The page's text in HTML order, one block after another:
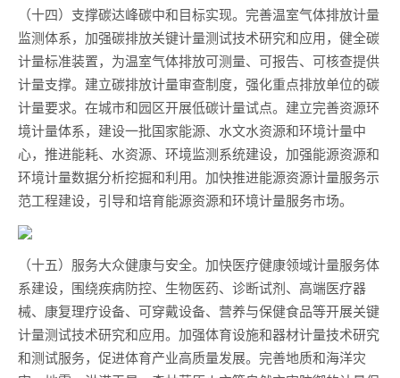
（十四）支撑碳达峰碳中和目标实现。完善温室气体排放计量
监测体系，加强碳排放关键计量测试技术研究和应用，健全碳
计量标准装置，为温室气体排放可测量、可报告、可核查提供
计量支撑。建立碳排放计量审查制度，强化重点排放单位的碳
计量要求。在城市和园区开展低碳计量试点。建立完善资源环
境计量体系，建设一批国家能源、水文水资源和环境计量中
心，推进能耗、水资源、环境监测系统建设，加强能源资源和
环境计量数据分析挖掘和利用。加快推进能源资源计量服务示
范工程建设，引导和培育能源资源和环境计量服务市场。
（十五）服务大众健康与安全。加快医疗健康领域计量服务体
系建设，围绕疾病防控、生物医药、诊断试剂、高端医疗器
械、康复理疗设备、可穿戴设备、营养与保健食品等开展关键
计量测试技术研究和应用。加强体育设施和器材计量技术研究
和测试服务，促进体育产业高质量发展。完善地质和海洋灾